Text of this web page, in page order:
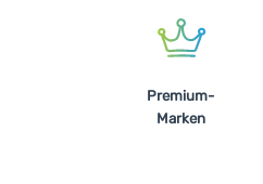
Premium-
Marken